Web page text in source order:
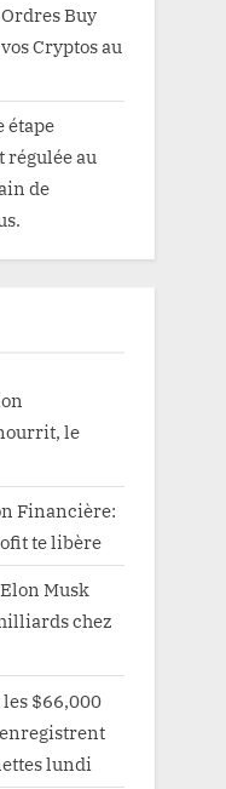
Buy
Cryptos au
étape
au
de
le
Financière:
te libère
Elon Musk
chez
$66,000
lundi